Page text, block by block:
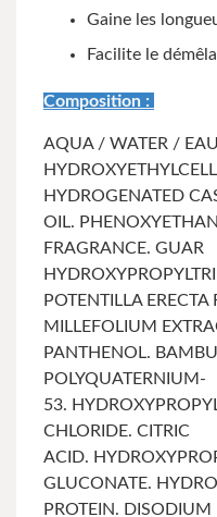
Gaine les
Facilite le
Composition :
AQUA / WATER /
HYDROGENATED
OIL.
FRAGRANCE. GUAR
POTENTILLA
MILLEFOLIUM
PANTHENOL.
POLYQUATERNIUM-
53.
CHLORIDE. CITRIC
ACID.
GLUCONATE.
PROTEIN. DISODIUM